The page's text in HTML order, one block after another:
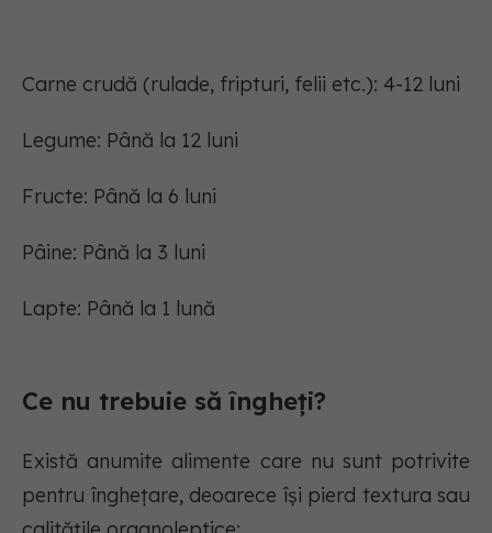
Carne crudă (rulade, fripturi, felii etc.): 4-12 luni
Legume: Până la 12 luni
Fructe: Până la 6 luni
Pâine: Până la 3 luni
Lapte: Până la 1 lună
Ce nu trebuie să îngheți?
Există anumite alimente care nu sunt potrivite
pentru înghețare, deoarece își pierd textura sau